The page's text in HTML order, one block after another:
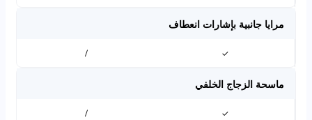
مرايا جانبية بإشارات انعطاف
✓
/
ماسحة الزجاج الخلفي
✓
/